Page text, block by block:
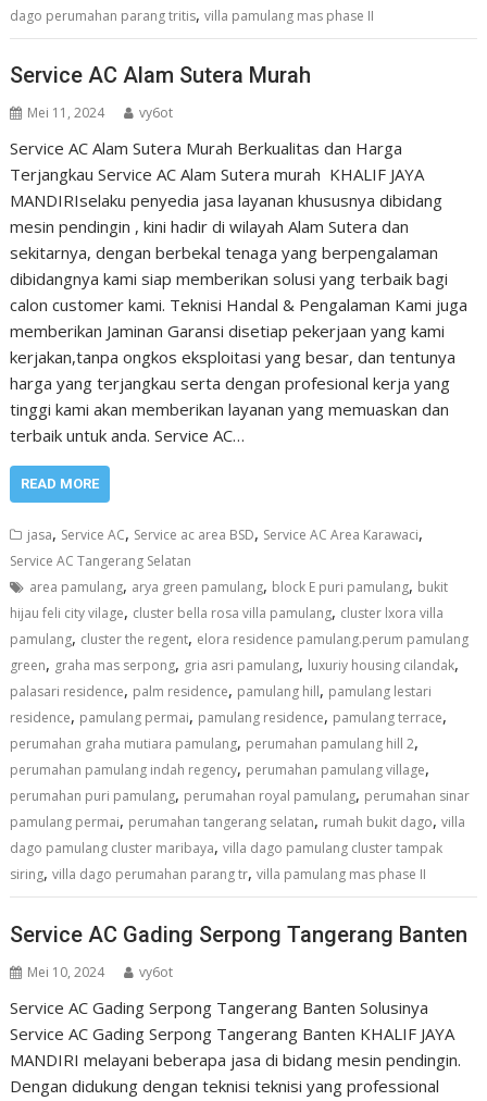
dago perumahan parang tritis,villa pamulang mas phase II
Service AC Alam Sutera Murah
Mei 11, 2024 vy6ot
Service AC Alam Sutera Murah Berkualitas dan Harga
Terjangkau Service AC Alam Sutera murah KHALIF JAYA
MANDIRIselaku penyedia jasa layanan khususnya dibidang
mesin pendingin , kini hadir di wilayah Alam Sutera dan
sekitarnya, dengan berbekal tenaga yang berpengalaman
dibidangnya kami siap memberikan solusi yang terbaik bagi
calon customer kami. Teknisi Handal & Pengalaman Kami juga
memberikan Jaminan Garansi disetiap pekerjaan yang kami
kerjakan,tanpa ongkos eksploitasi yang besar, dan tentunya
harga yang terjangkau serta dengan profesional kerja yang
tinggi kami akan memberikan layanan yang memuaskan dan
terbaik untuk anda. Service AC…
READ MORE
jasa, Service AC, Service ac area BSD, Service AC Area Karawaci,
Service AC Tangerang Selatan
area pamulang, arya green pamulang, block E puri pamulang, bukit
hijau feli city vilage, cluster bella rosa villa pamulang, cluster lxora villa
pamulang, cluster the regent, elora residence pamulang.perum pamulang
green, graha mas serpong, gria asri pamulang, luxuriy housing cilandak,
palasari residence, palm residence, pamulang hill, pamulang lestari
residence, pamulang permai, pamulang residence, pamulang terrace,
perumahan graha mutiara pamulang, perumahan pamulang hill 2,
perumahan pamulang indah regency, perumahan pamulang village,
perumahan puri pamulang, perumahan royal pamulang, perumahan sinar
pamulang permai, perumahan tangerang selatan, rumah bukit dago,villa
dago pamulang cluster maribaya,villa dago pamulang cluster tampak
siring,villa dago perumahan parang tr,villa pamulang mas phase II
Service AC Gading Serpong Tangerang Banten
Mei 10, 2024 vy6ot
Service AC Gading Serpong Tangerang Banten Solusinya
Service AC Gading Serpong Tangerang Banten KHALIF JAYA
MANDIRI melayani beberapa jasa di bidang mesin pendingin.
Dengan didukung dengan teknisi teknisi yang professional